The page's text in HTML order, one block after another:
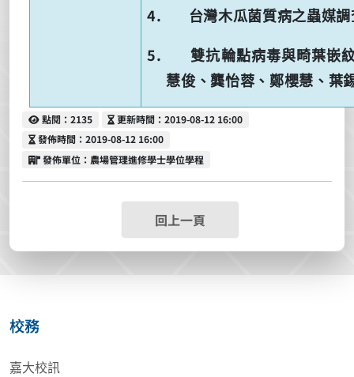
4. 台灣木瓜菌質病之蟲媒調
5.
雙抗輪點病毒與畸葉嵌
慧俊、龔怡蓉、鄭櫻慧、葉
點閱
點閱：2135 更新時間
更新時間：2019-08-12 16:00
發佈時間
發佈時間：2019-08-12 16:00
發佈單位
發佈單位：農場管理進修學士學位學程
回上一頁
校務
嘉大校訊